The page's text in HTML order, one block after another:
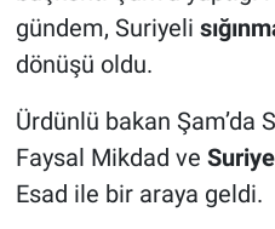
gündem, Suriyeli
dönüşü oldu.
Ürdünlü bakan Şam’da
Faysal Mikdad ve Suriye
Esad ile bir araya geldi.